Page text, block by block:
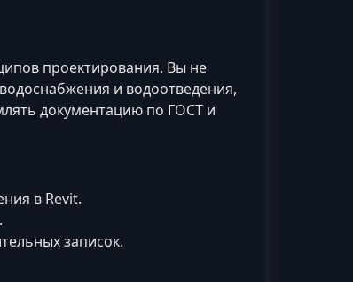
проектирования. Вы не
и водоотведения,
документацию по ГОСТ и
в Revit.
записок.